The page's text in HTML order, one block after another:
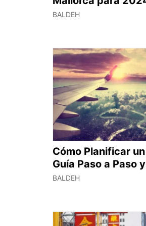
BALDEH
Cómo Planificar
Guía Paso a Paso
BALDEH